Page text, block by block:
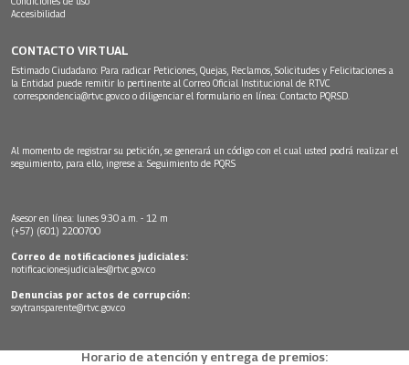
Accesibilidad
CONTACTO VIRTUAL
Estimado Ciudadano: Para radicar Peticiones, Quejas, Reclamos, Solicitudes y Felicitaciones a
la Entidad puede remitir lo pertinente al Correo Oficial Institucional de RTVC
correspondencia@rtvc.gov.co o diligenciar el formulario en línea: Contacto PQRSD.
Al momento de registrar su petición, se generará un código con el cual usted podrá realizar el
seguimiento, para ello, ingrese a: Seguimiento de PQRS
Asesor en línea: lunes 9:30 a.m. - 12 m
(+57) (601) 2200700
Correo de notificaciones judiciales:
notificacionesjudiciales@rtvc.gov.co
Denuncias por actos de corrupción:
soytransparente@rtvc.gov.co
Horario de atención y entrega de premios: